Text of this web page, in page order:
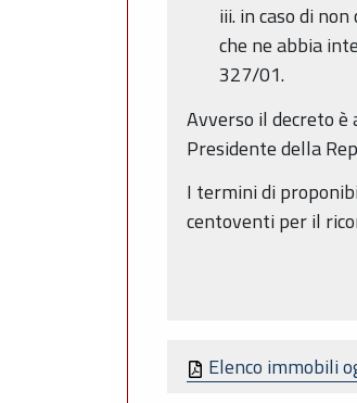
iii. in caso di
che ne abbia
327/01.
Avverso il decreto
Presidente della
I termini di
centoventi per il
Elenco immobili